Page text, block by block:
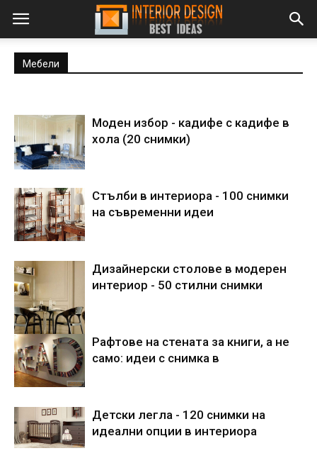
Мебели
Моден избор - кадифе с кадифе в
хола (20 снимки)
Стълби в интериора - 100 снимки
на съвременни идеи
Дизайнерски столове в модерен
интериор - 50 стилни снимки
Рафтове на стената за книги, а не
само: идеи с снимка в
Детски легла - 120 снимки на
идеални опции в интериора